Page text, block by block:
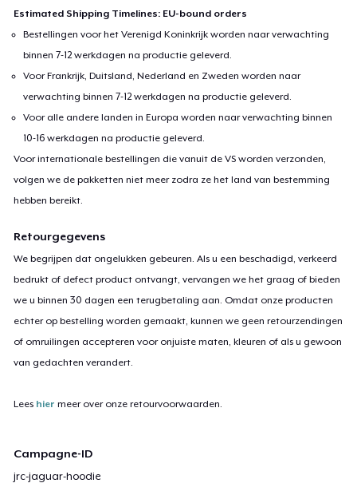
Estimated Shipping Timelines: EU-bound orders
Bestellingen voor het Verenigd Koninkrijk worden naar verwachting
binnen 7-12 werkdagen na productie geleverd.
Voor Frankrijk, Duitsland, Nederland en Zweden worden naar
verwachting binnen 7-12 werkdagen na productie geleverd.
Voor alle andere landen in Europa worden naar verwachting binnen
10-16 werkdagen na productie geleverd.
Voor internationale bestellingen die vanuit de VS worden verzonden,
volgen we de pakketten niet meer zodra ze het land van bestemming
hebben bereikt.
Retourgegevens
We begrijpen dat ongelukken gebeuren. Als u een beschadigd, verkeerd
bedrukt of defect product ontvangt, vervangen we het graag of bieden
we u binnen 30 dagen een terugbetaling aan. Omdat onze producten
echter op bestelling worden gemaakt, kunnen we geen retourzendingen
of omruilingen accepteren voor onjuiste maten, kleuren of als u gewoon
van gedachten verandert.
Lees hier meer over onze retourvoorwaarden.
Campagne-ID
jrc-jaguar-hoodie